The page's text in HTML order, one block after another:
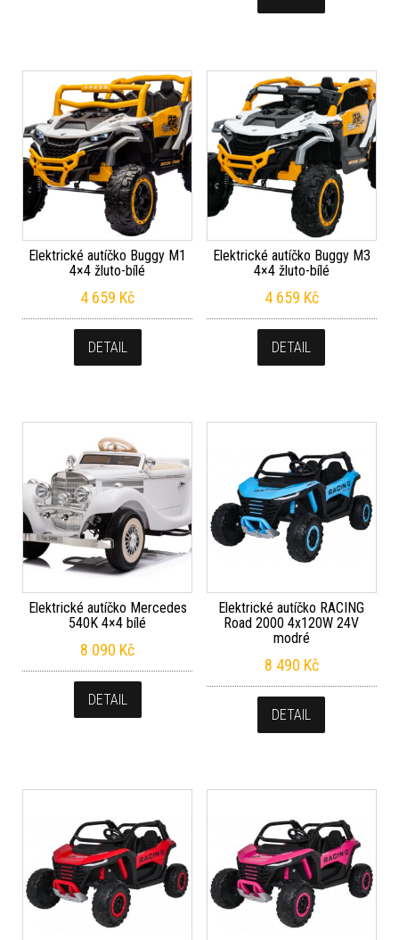
Elektrické autíčko Buggy M1
4×4 žluto-bílé
4 659 Kč
DETAIL
Elektrické autíčko Buggy M3
4×4 žluto-bílé
4 659 Kč
DETAIL
Elektrické autíčko Mercedes
540K 4×4 bílé
8 090 Kč
DETAIL
Elektrické autíčko RACING
Road 2000 4x120W 24V
modré
8 490 Kč
DETAIL